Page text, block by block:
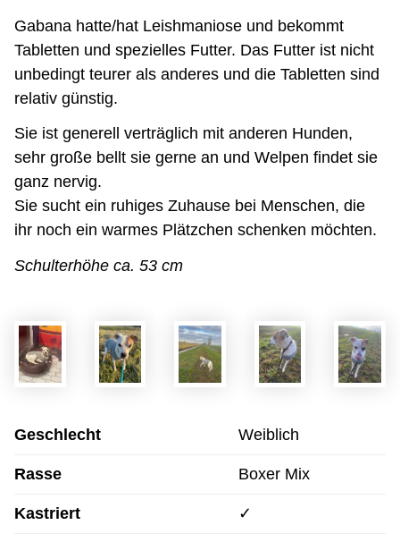
Gabana hatte/hat Leishmaniose und bekommt
Tabletten und spezielles Futter. Das Futter ist nicht
unbedingt teurer als anderes und die Tabletten sind
relativ günstig.
Sie ist generell verträglich mit anderen Hunden,
sehr große bellt sie gerne an und Welpen findet sie
ganz nervig.
Sie sucht ein ruhiges Zuhause bei Menschen, die
ihr noch ein warmes Plätzchen schenken möchten.
Schulterhöhe ca. 53 cm
Geschlecht Weiblich
Rasse Boxer Mix
Kastriert ✓